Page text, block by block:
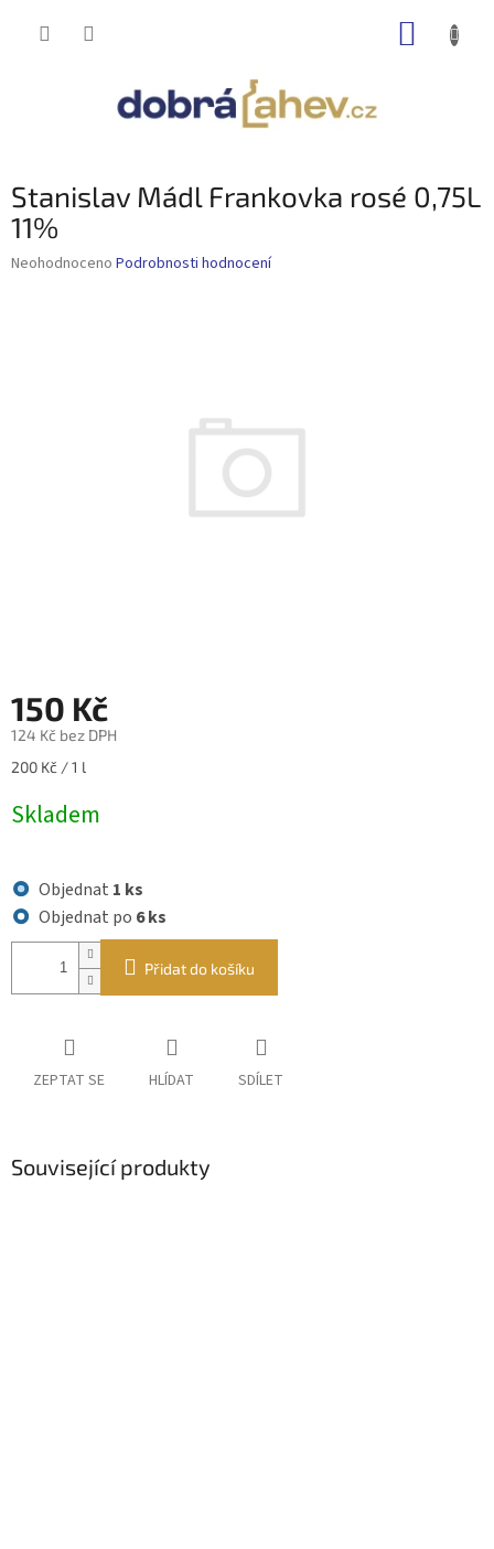
Stanislav Mádl Frankovka rosé 0,75L
11%
Průměrné
Neohodnoceno Podrobnosti hodnocení
150 Kč
124 Kč bez DPH
Měrná
200 Kč / 1 l
Skladem
Objednat 1 ks
Objednat po 6 ks
Přidat do košíku
ZEPTAT SE HLÍDAT SDÍLET
Související produkty